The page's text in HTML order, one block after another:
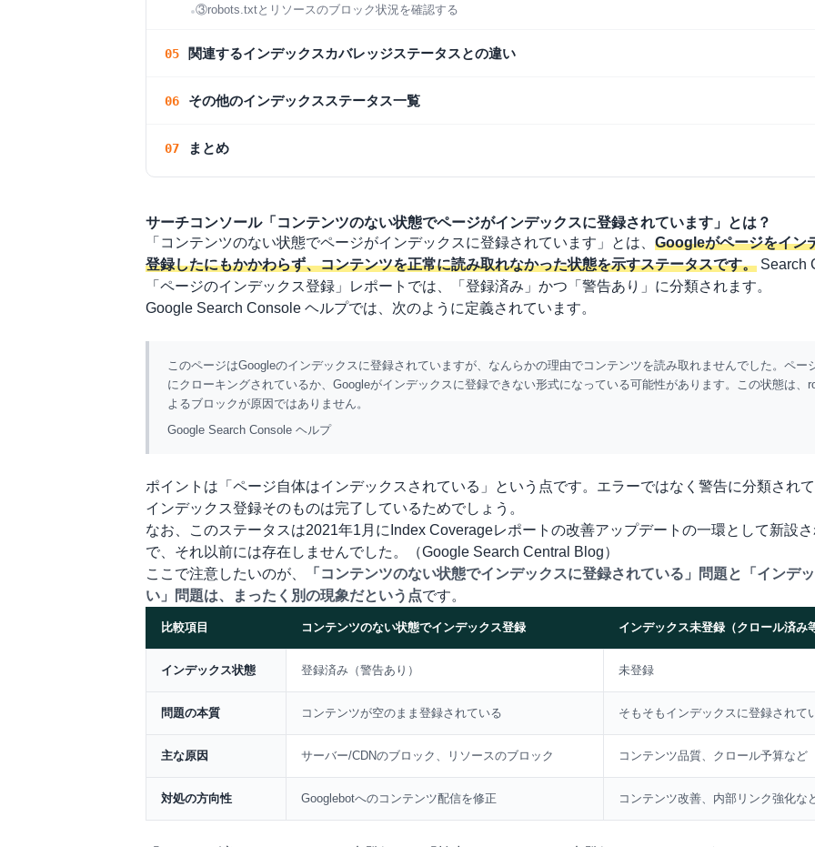
③robots.txtとリソースのブロック状況を確認する
関連するインデックスカバレッジステータスとの違い
その他のインデックスステータス一覧
まとめ
サーチコンソール「コンテンツのない状態でページがインデックスに登録されています」とは？
「コンテンツのない状態でページがインデックスに登録されています」とは、 Googleがページをイン
登録したにもかかわらず、コンテンツを正常に読み取れなかった状態を示すステータスです。 Search
「ページのインデックス登録」レポートでは、「登録済み」かつ「警告あり」に分類されます。
Google Search Console ヘルプでは、次のように定義されています。
このページはGoogleのインデックスに登録されていますが、なんらかの理由でコンテンツを読み取れませんでした。ペー
にクローキングされているか、Googleがインデックスに登録できない形式になっている可能性があります。この状態は、
よるブロックが原因ではありません。
Google Search Console ヘルプ
ポイントは「ページ自体はインデックスされている」という点です。エラーではなく警告に分類され
インデックス登録そのものは完了しているためでしょう。
なお、このステータスは2021年1月にIndex Coverageレポートの改善アップデートの一環として新設
で、それ以前には存在しませんでした。（Google Search Central Blog）
ここで注意したいのが、
「コンテンツのない状態でインデックスに登録されている」問題と「インデ
い」問題は、まったく別の現象だという点です。
比較項目 コンテンツのない状態でインデックス登録 インデックス未登録（クロール済み
インデックス状態 登録済み（警告あり） 未登録
問題の本質 コンテンツが空のまま登録されている そもそもインデックスに登録されて
主な原因 サーバー/CDNのブロック、リソースのブロック コンテンツ品質、クロール予算など
対処の方向性 Googlebotへのコンテンツ配信を修正 コンテンツ改善、内部リンク強化な